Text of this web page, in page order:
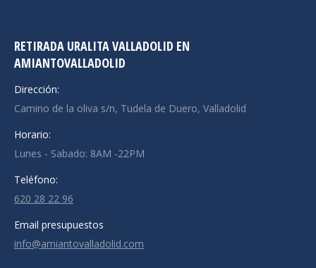
RETIRADA URALITA VALLADOLID EN
AMIANTOVALLADOLID
Dirección:
Camino de la oliva s/n, Tudela de Duero, Valladolid
Horario:
Lunes - Sabado: 8AM -22PM
Teléfono:
620 28 22 96
Email presupuestos
info@amiantovalladolid.com